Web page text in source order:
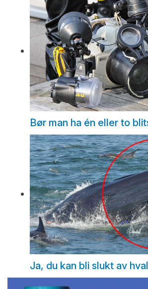
Bør man ha én eller to
Ja, du kan bli slukt av